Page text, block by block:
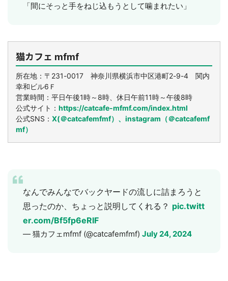
「間にそっと手をねじ込もうとして噛まれたい」
猫カフェ mfmf
所在地：〒231-0017 神奈川県横浜市中区港町2-9-4 関内
幸和ビル6Ｆ
​営業時間：平日午後1時～8時、休日午前11時～午後8時
公式サイト： https://catcafe-mfmf.com/index.html
公式SNS： X(＠catcafemfmf）、 instagram（＠catcafemf
mf）
なんでみんなでバックヤードの流しに詰まろうと
思ったのか、ちょっと説明してくれる？ pic.twitt
er.com/Bf5fp6eRlF
— 猫カフェmfmf (@catcafemfmf) July 24, 2024